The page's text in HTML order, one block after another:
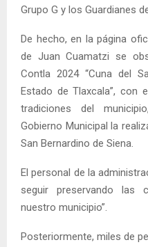
Grupo G y los Guardianes
De hecho, en la página
de Juan Cuamatzi se
Contla 2024 “Cuna del
Estado de Tlaxcala”, con
tradiciones del
Gobierno Municipal la
San Bernardino de Siena.
El personal de la
seguir preservando las
nuestro municipio”.
Posteriormente, miles de